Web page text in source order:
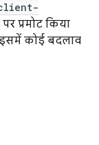
प्रमोट किया
कोई बदलाव